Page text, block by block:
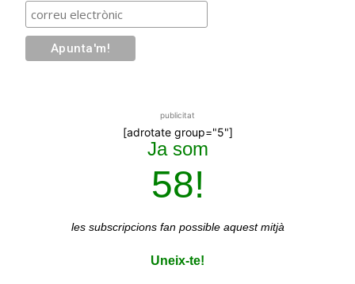
publicitat
[adrotate group="5"]
Ja som
58!
les subscripcions fan possible aquest mitjà
Uneix-te!